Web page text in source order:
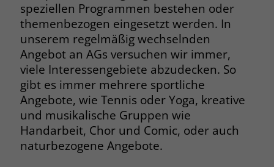
speziellen Programmen bestehen oder
themenbezogen eingesetzt werden. In
unserem regelmäßig wechselnden
Angebot an AGs versuchen wir immer,
viele Interessengebiete abzudecken. So
gibt es immer mehrere sportliche
Angebote, wie Tennis oder Yoga, kreative
und musikalische Gruppen wie
Handarbeit, Chor und Comic, oder auch
naturbezogene Angebote.